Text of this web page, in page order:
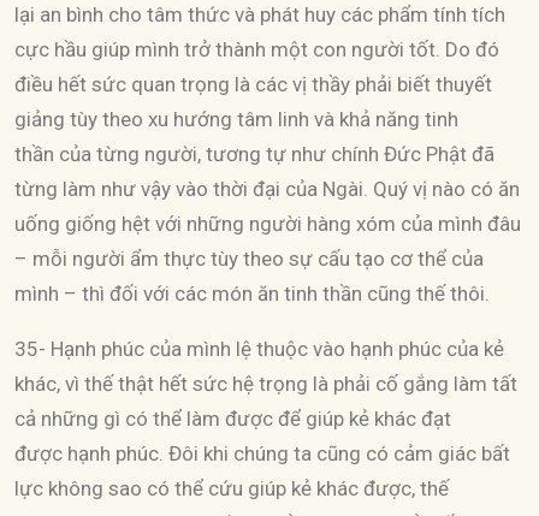
lại an bình cho tâm thức và phát huy các phẩm tính tích
cực hầu giúp mình trở thành một con người tốt. Do đó
điều hết sức quan trọng là các vị thầy phải biết thuyết
giảng tùy theo xu hướng tâm linh và khả năng tinh
thần của từng người, tương tự như chính Đức Phật đã
từng làm như vậy vào thời đại của Ngài. Quý vị nào có ăn
uống giống hệt với những người hàng xóm của mình đâu
– mỗi người ẩm thực tùy theo sự cấu tạo cơ thể của
mình – thì đối với các món ăn tinh thần cũng thế thôi.
35- Hạnh phúc của mình lệ thuộc vào hạnh phúc của kẻ
khác, vì thế thật hết sức hệ trọng là phải cố gắng làm tất
cả những gì có thể làm được để giúp kẻ khác đạt
được hạnh phúc. Đôi khi chúng ta cũng có cảm giác bất
lực không sao có thể cứu giúp kẻ khác được, thế